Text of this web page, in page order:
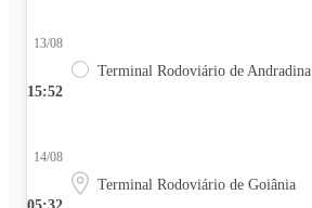
15:52
13/08
Terminal Rodoviário de Andradina
14/08
Terminal Rodoviário de Goiânia